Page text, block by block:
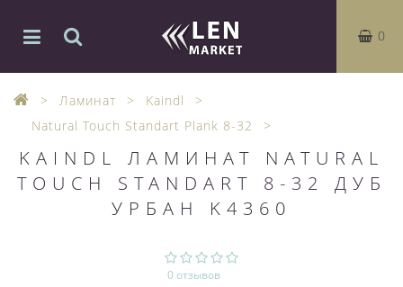
0
Ламинат
Kaindl
Natural Touch Standart Plank 8-32
KAINDL ЛАМИНАТ NATURAL
TOUCH STANDART 8-32 ДУБ
УРБАН K4360
0 отзывов